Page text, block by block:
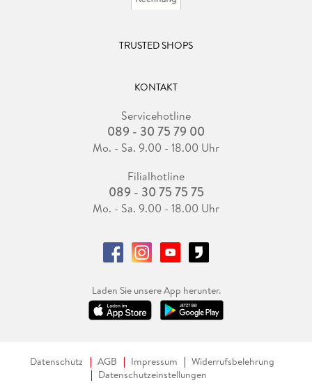
TRUSTED SHOPS
KONTAKT
Servicehotline
089 - 30 75 79 00
Mo. - Sa. 9.00 - 18.00 Uhr
Filialhotline
089 - 30 75 75 75
Mo. - Sa. 9.00 - 18.00 Uhr
Laden Sie unsere App herunter.
Datenschutz AGB Impressum
Widerrufsbelehrung
Datenschutzeinstellungen